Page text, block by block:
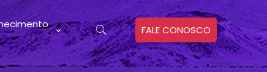
FALE CONOSCO